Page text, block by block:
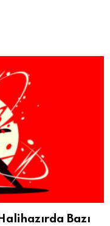
Bazı